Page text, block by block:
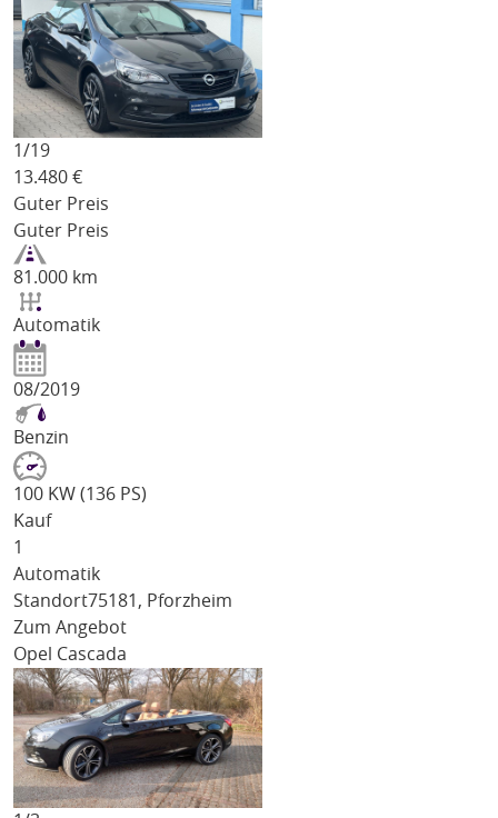
1/19
13.480 €
Guter Preis
Guter Preis
81.000 km
Automatik
08/2019
Benzin
100 KW (136 PS)
Kauf
1
Automatik
Standort75181, Pforzheim
Zum Angebot
Opel Cascada